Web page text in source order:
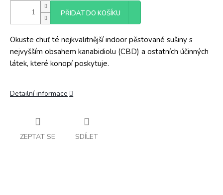
PŘIDAT DO KOŠÍKU
Okuste chuť té nejkvalitnější indoor pěstované sušiny s
nejvyšším obsahem kanabidiolu (CBD) a ostatních účinných
látek, které konopí poskytuje.
Detailní informace
ZEPTAT SE SDÍLET